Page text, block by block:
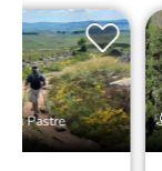
Pastre